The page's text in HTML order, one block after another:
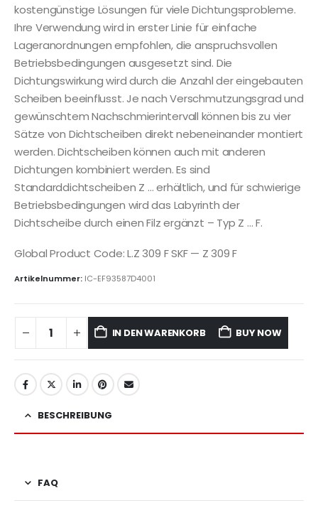
kostengünstige Lösungen für viele Dichtungsprobleme.
Ihre Verwendung wird in erster Linie für einfache
Lageranordnungen empfohlen, die anspruchsvollen
Betriebsbedingungen ausgesetzt sind. Die
Dichtungswirkung wird durch die Anzahl der eingebauten
Scheiben beeinflusst. Je nach Verschmutzungsgrad und
gewünschtem Nachschmierintervall können bis zu vier
Sätze von Dichtscheiben direkt nebeneinander montiert
werden. Dichtscheiben können auch mit anderen
Dichtungen kombiniert werden. Es sind
Standarddichtscheiben Z … erhältlich, und für schwierige
Betriebsbedingungen wird das Labyrinth der
Dichtscheibe durch einen Filz ergänzt – Typ Z … F.
Global Product Code: L.Z 309 F SKF — Z 309 F
Artikelnummer: IC-EF93587D4001
IN DEN WARENKORB BUY NOW
BESCHREIBUNG
FAQ